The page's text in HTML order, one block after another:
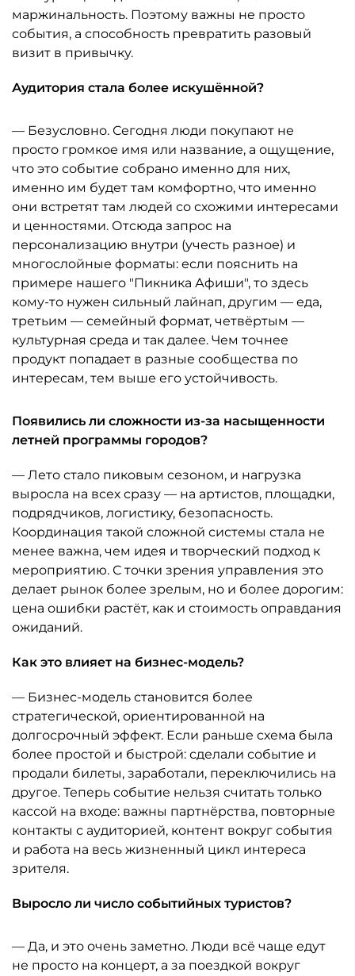
маржинальность. Поэтому важны не просто
события, а способность превратить разовый
визит в привычку.
Аудитория стала более искушённой?
— Безусловно. Сегодня люди покупают не
просто громкое имя или название, а ощущение,
что это событие собрано именно для них,
именно им будет там комфортно, что именно
они встретят там людей со схожими интересами
и ценностями. Отсюда запрос на
персонализацию внутри (учесть разное) и
многослойные форматы: если пояснить на
примере нашего "Пикника Афиши", то здесь
кому-то нужен сильный лайнап, другим — еда,
третьим — семейный формат, четвёртым —
культурная среда и так далее. Чем точнее
продукт попадает в разные сообщества по
интересам, тем выше его устойчивость.
Появились ли сложности из-за насыщенности
летней программы городов?
— Лето стало пиковым сезоном, и нагрузка
выросла на всех сразу — на артистов, площадки,
подрядчиков, логистику, безопасность.
Координация такой сложной системы стала не
менее важна, чем идея и творческий подход к
мероприятию. С точки зрения управления это
делает рынок более зрелым, но и более дорогим:
цена ошибки растёт, как и стоимость оправдания
ожиданий.
Как это влияет на бизнес-модель?
— Бизнес-модель становится более
стратегической, ориентированной на
долгосрочный эффект. Если раньше схема была
более простой и быстрой: сделали событие и
продали билеты, заработали, переключились на
другое. Теперь событие нельзя считать только
кассой на входе: важны партнёрства, повторные
контакты с аудиторией, контент вокруг события
и работа на весь жизненный цикл интереса
зрителя.
Выросло ли число событийных туристов?
— Да, и это очень заметно. Люди всё чаще едут
не просто на концерт, а за поездкой вокруг